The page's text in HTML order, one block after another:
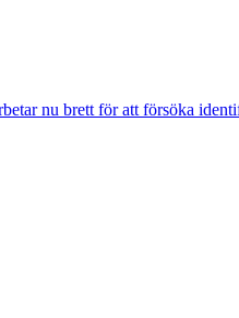
nu brett för att försöka